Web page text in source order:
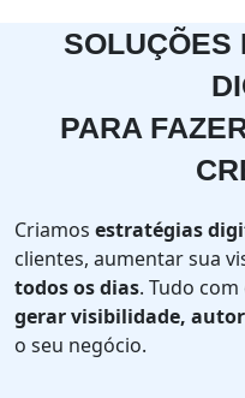
SOLUÇÕES
PARA
Criamos estratégias
clientes, aumentar sua
todos os dias. Tudo
gerar visibilidade,
o seu negócio.